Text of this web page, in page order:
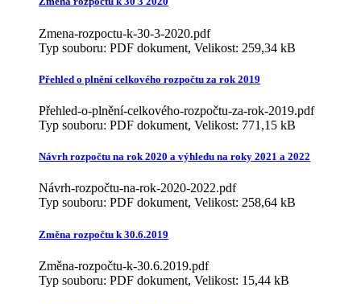
Zmena-rozpoctu-k-30-3-2020.pdf
Typ souboru: PDF dokument, Velikost: 259,34 kB
Přehled o plnění celkového rozpočtu za rok 2019
Přehled-o-plnění-celkového-rozpočtu-za-rok-2019.pdf
Typ souboru: PDF dokument, Velikost: 771,15 kB
Návrh rozpočtu na rok 2020 a výhledu na roky 2021 a 2022
Návrh-rozpočtu-na-rok-2020-2022.pdf
Typ souboru: PDF dokument, Velikost: 258,64 kB
Změna rozpočtu k 30.6.2019
Změna-rozpočtu-k-30.6.2019.pdf
Typ souboru: PDF dokument, Velikost: 15,44 kB